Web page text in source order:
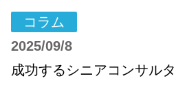
コラム
2025/09/8
成功するシニアコンサル